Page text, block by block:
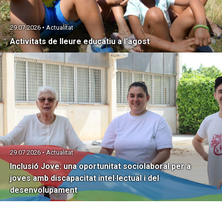
Activitats de lleure educatiu a l’agost
29.07.2026 • Actualitat
Inclusió Jove: una oportunitat sociolaboral per a
joves amb discapacitat intel·lectual i del
desenvolupament
29.07.2026 • Actualitat